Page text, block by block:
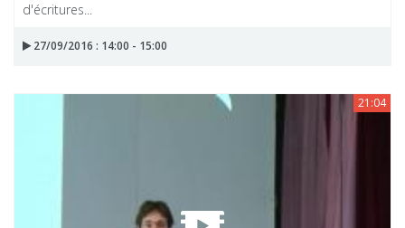
d'écritures...
27/09/2016 : 14:00 - 15:00
21:04